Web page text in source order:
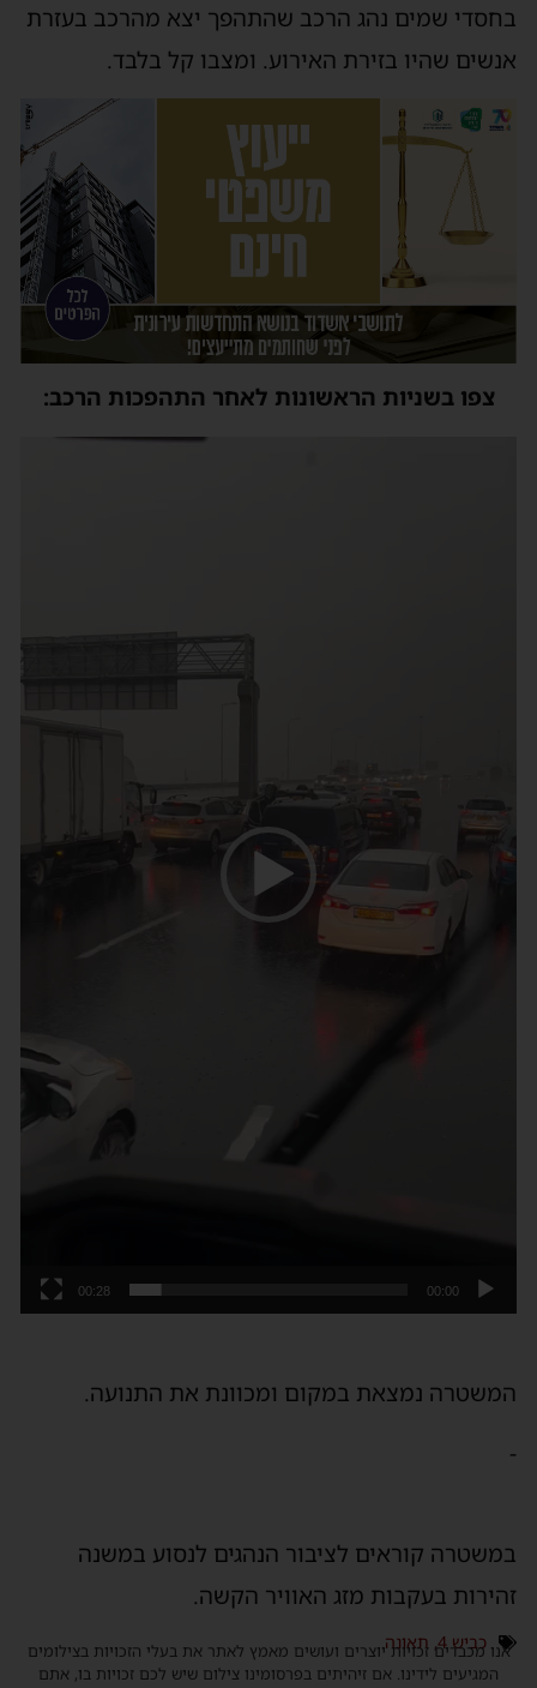
שמים נהג הרכב שהתהפך יצא מהרכב בעזרת
שהיו בזירת האירוע. ומצבו קל בלבד.
צפו בשניות הראשונות לאחר התהפכות הרכב:
00:00
00:28
נמצאת במקום ומכוונת את התנועה.
קוראים לציבור הנהגים לנסוע במשנה
בעקבות מזג האוויר הקשה.
כביש 4 ,תאונה
אנו מכבדים זכויות יוצרים ועושים מאמץ לאתר את בעלי הזכויות בצילומים
המגיעים לידינו. אם זיהיתים בפרסומינו צילום שיש לכם זכויות בו, אתם